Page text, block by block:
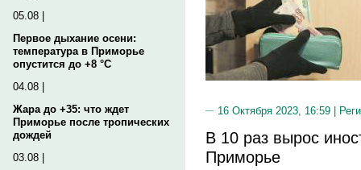
05.08 |
Первое дыхание осени:
температура в Приморье
опустится до +8 °C
04.08 |
Жара до +35: что ждет
Приморье после тропических
дождей
03.08 |
16 Октября 2023, 16:59 |
В 10 раз вырос
Приморье